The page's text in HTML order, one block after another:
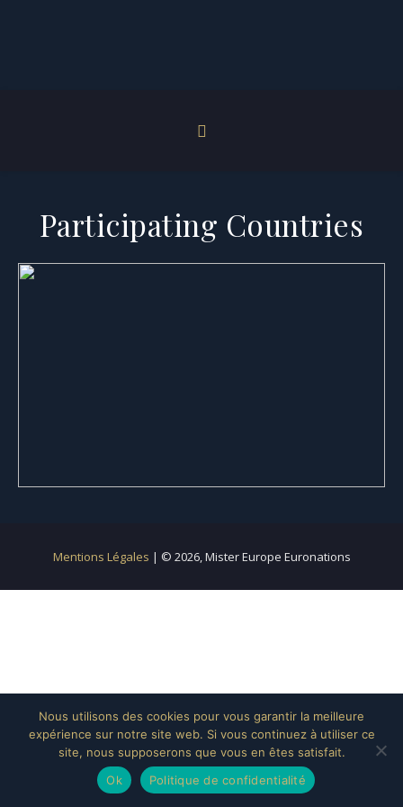
Participating Countries
Mentions Légales | © 2026, Mister Europe Euronations
Nous utilisons des cookies pour vous garantir la meilleure
expérience sur notre site web. Si vous continuez à utiliser ce
site, nous supposerons que vous en êtes satisfait.
Ok
Politique de confidentialité